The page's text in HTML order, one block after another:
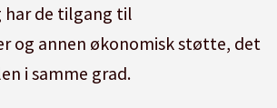
de tilgang til
og annen økonomisk støtte, det
i samme grad.